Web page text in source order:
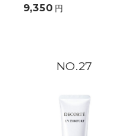
9,350 円
27